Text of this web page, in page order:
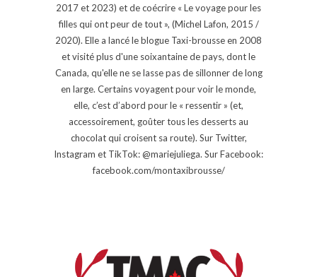
2017 et 2023) et de coécrire « Le voyage pour les
filles qui ont peur de tout », (Michel Lafon, 2015 /
2020). Elle a lancé le blogue Taxi-brousse en 2008
et visité plus d'une soixantaine de pays, dont le
Canada, qu'elle ne se lasse pas de sillonner de long
en large. Certains voyagent pour voir le monde,
elle, c’est d’abord pour le « ressentir » (et,
accessoirement, goûter tous les desserts au
chocolat qui croisent sa route). Sur Twitter,
Instagram et TikTok: @mariejuliega. Sur Facebook:
facebook.com/montaxibrousse/